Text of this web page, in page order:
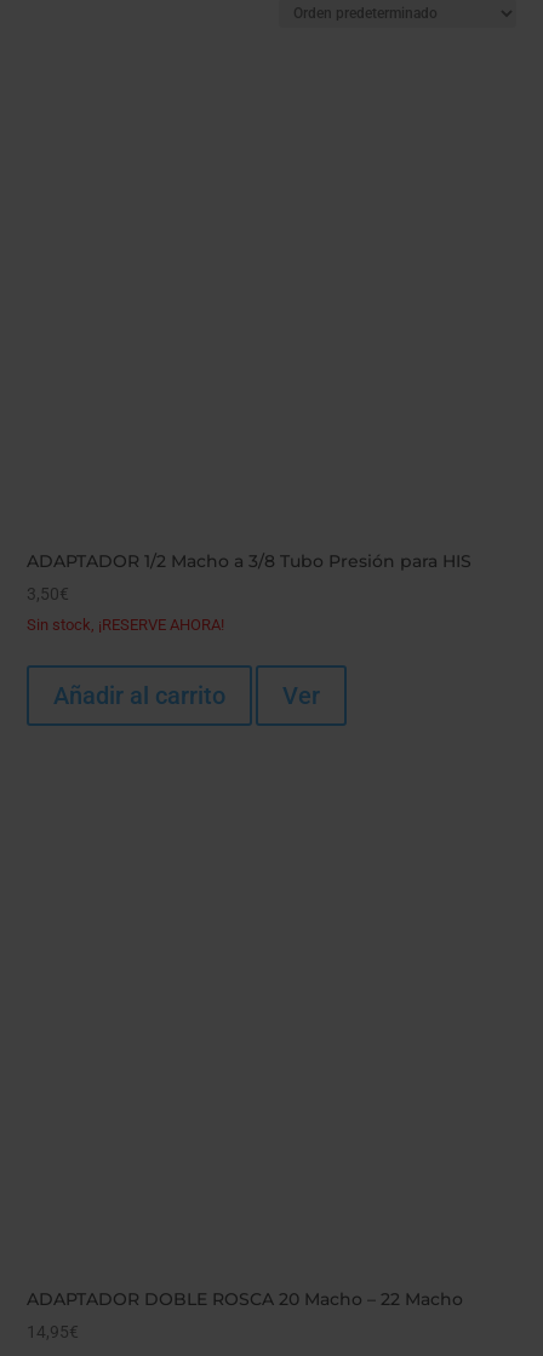
ADAPTADOR 1/2 Macho a 3/8 Tubo Presión para HIS
3,50€
Sin stock, ¡RESERVE AHORA!
Añadir al carrito Ver
ADAPTADOR DOBLE ROSCA 20 Macho – 22 Macho
14,95€